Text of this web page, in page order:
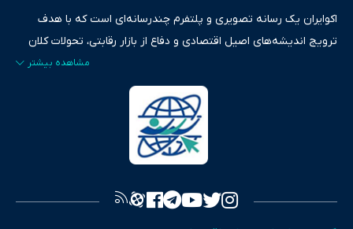
اکوایران یک رسانه تصویری و پلتفرم چندرسانه‌ای است که با هدف
ترویج اندیشه‌های اصیل اقتصادی و دفاع از بازار رقابتی، تحولات کلان
ایران و جهان را در قالب‌های ویدیو، پادکست، متن و گزارش‌های تحلیلی
پایش می‌کند. این رسانه به عنوان منبعی دقیق و قابل اعتماد، فراتر از
اطلاع‌رسانی صرف، به تبیین سیاست‌ها و کارکردهای بازارهای مالی،
سرمایه‌گذاری، تجارت و حوزه‌های نوظهور می‌پردازد. اکوایران با پایبندی
به اصول «انصاف، امانت و صداقت»، بستری برای انعکاس آراء متنوع
تصویری شفاف از واقعیت‌های اقتصادی ارائه دهد. ما در اکوایران با